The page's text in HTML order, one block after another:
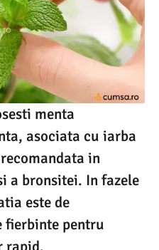
menta
asociata cu iarba
in
a bronsitei. In fazele
este de
fierbinte pentru